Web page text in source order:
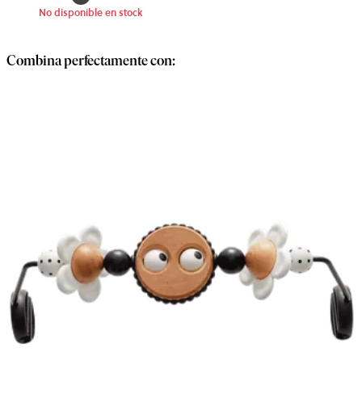
No disponible en stock
Combina perfectamente con: